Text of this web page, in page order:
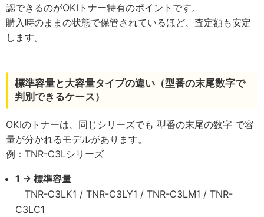
認できるのがOKIトナー特有のポイントです。
購入時のままの状態で保管されているほど、査定額も安定
します。
標準容量と大容量タイプの違い（型番の末尾数字で
判別できるケース）
OKIのトナーは、同じシリーズでも 型番の末尾の数字 で容
量が分かれるモデルがあります。
例：TNR-C3Lシリーズ
1 → 標準容量
TNR-C3LK1 / TNR-C3LY1 / TNR-C3LM1 / TNR-
C3LC1